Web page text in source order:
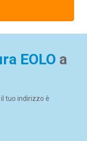
EOLO a
il tuo indirizzo è